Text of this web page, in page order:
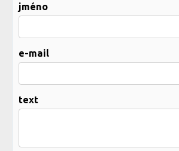
jméno
e-mail
text